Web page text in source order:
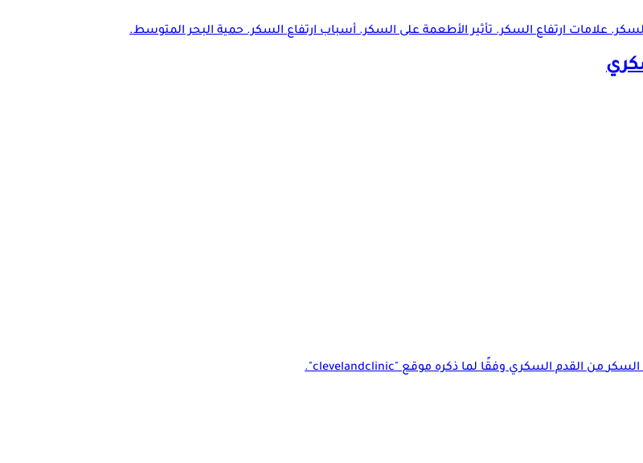
علامات ارتفاع السكر. تأثير الأطعمة على السكر. أسباب ارتفاع السكر. حمية البحر المتوسط.
من القدم السكري وفقًا لما ذكره موقع "clevelandclinic".